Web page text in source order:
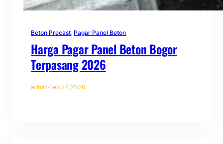
Beton Precast, Pagar Panel Beton
Harga Pagar Panel Beton Bogor
Terpasang 2026
admin·Feb 27, 2026